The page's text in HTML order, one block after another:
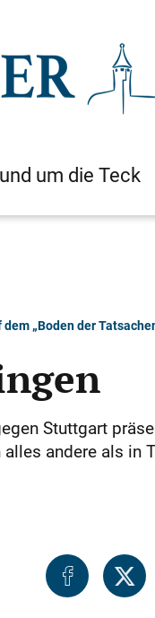
um die Teck
„Boden der
Stuttgart
andere als